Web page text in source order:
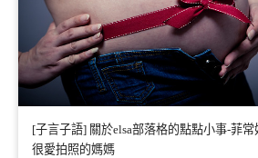
[子言子語] 關於elsa部落格的點點小事-菲
很愛拍照的媽媽